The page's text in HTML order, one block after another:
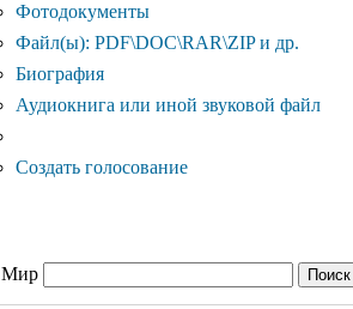
Фотодокументы
Файл(ы): PDF\DOC\RAR\ZIP и др.
Биография
Аудиокнига или иной звуковой файл
Создать голосование
Мир